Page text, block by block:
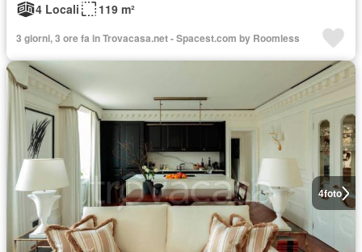
4 Locali
119 m²
3 giorni, 3 ore fa in Trovacasa.net - Spacest.com by Roomless
4foto